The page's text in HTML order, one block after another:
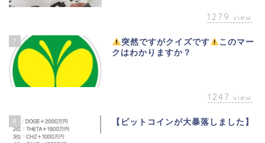
1279 view
7 突然ですがクイズです
このマー
クはわかりますか？
1247 view
8 【ビットコインが大暴落しました】